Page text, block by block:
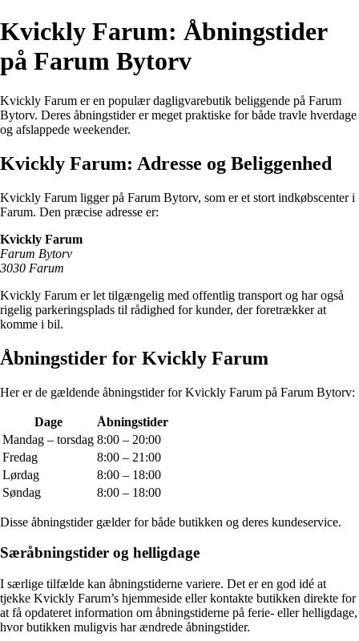
Kvickly Farum: Åbningstider
på Farum Bytorv
Kvickly Farum er en populær dagligvarebutik beliggende på Farum
Bytorv. Deres åbningstider er meget praktiske for både travle hverdage
og afslappede weekender.
Kvickly Farum: Adresse og Beliggenhed
Kvickly Farum ligger på Farum Bytorv, som er et stort indkøbscenter i
Farum. Den præcise adresse er:
Kvickly Farum
Farum Bytorv
3030 Farum
Kvickly Farum er let tilgængelig med offentlig transport og har også
rigelig parkeringsplads til rådighed for kunder, der foretrækker at
komme i bil.
Åbningstider for Kvickly Farum
Her er de gældende åbningstider for Kvickly Farum på Farum Bytorv:
Dage
Åbningstider
Mandag – torsdag 8:00 – 20:00
Fredag
8:00 – 21:00
Lørdag
8:00 – 18:00
Søndag
8:00 – 18:00
Disse åbningstider gælder for både butikken og deres kundeservice.
Særåbningstider og helligdage
I særlige tilfælde kan åbningstiderne variere. Det er en god idé at
tjekke Kvickly Farum’s hjemmeside eller kontakte butikken direkte for
at få opdateret information om åbningstiderne på ferie- eller helligdage,
hvor butikken muligvis har ændrede åbningstider.